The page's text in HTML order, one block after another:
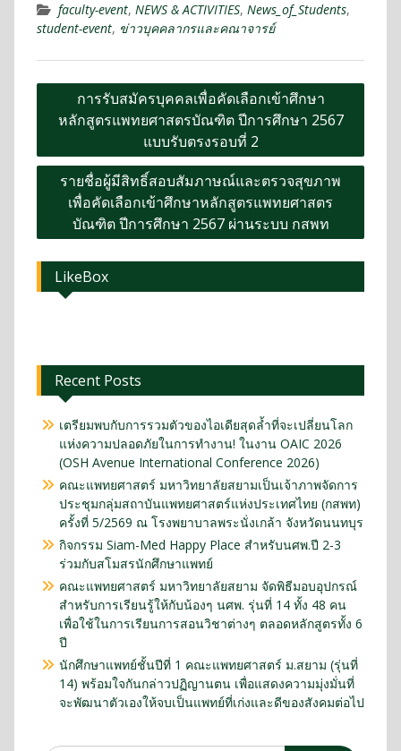
faculty-event, NEWS & ACTIVITIES, News_of_Students,
student-event, ข่าวบุคคลากรและคณาจารย์
การรับสมัครบุคคลเพื่อคัดเลือกเข้าศึกษา
หลักสูตรแพทยศาสตรบัณฑิต ปีการศึกษา 2567
แบบรับตรงรอบที่ 2
รายชื่อผู้มีสิทธิ์สอบสัมภาษณ์และตรวจสุขภาพ
เพื่อคัดเลือกเข้าศึกษาหลักสูตรแพทยศาสตร
บัณฑิต ปีการศึกษา 2567 ผ่านระบบ กสพท
LikeBox
Recent Posts
เตรียมพบกับการรวมตัวของไอเดียสุดล้ำที่จะเปลี่ยนโลก
แห่งความปลอดภัยในการทำงาน! ในงาน OAIC 2026
(OSH Avenue International Conference 2026)
คณะแพทยศาสตร์ มหาวิทยาลัยสยามเป็นเจ้าภาพจัดการ
ประชุมกลุ่มสถาบันแพทยศาสตร์แห่งประเทศไทย (กสพท)
ครั้งที่ 5/2569 ณ โรงพยาบาลพระนั่งเกล้า จังหวัดนนทบุร
กิจกรรม Siam-Med Happy Place สำหรับนศพ.ปี 2-3
ร่วมกับสโมสรนักศึกษาแพทย์
คณะแพทยศาสตร์ มหาวิทยาลัยสยาม จัดพิธีมอบอุปกรณ์
สำหรับการเรียนรู้ให้กับน้องๆ นศพ. รุ่นที่ 14 ทั้ง 48 คน
เพื่อใช้ในการเรียนการสอนวิชาต่างๆ ตลอดหลักสูตรทั้ง 6
ปี
นักศึกษาแพทย์ชั้นปีที่ 1 คณะแพทยศาสตร์ ม.สยาม (รุ่นที่
14) พร้อมใจกันกล่าวปฏิญานตน เพื่อแสดงความมุ่งมั่นที่
จะพัฒนาตัวเองให้จบเป็นแพทย์ที่เก่งและดีของสังคมต่อไป